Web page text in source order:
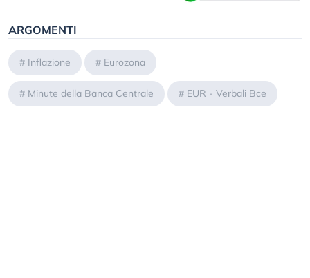
ARGOMENTI
# Inflazione # Eurozona
# Minute della Banca Centrale # EUR - Verbali Bce